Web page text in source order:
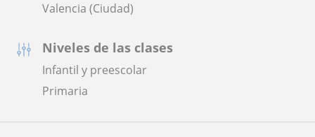
Valencia (Ciudad)
Niveles de las clases
Infantil y preescolar
Primaria